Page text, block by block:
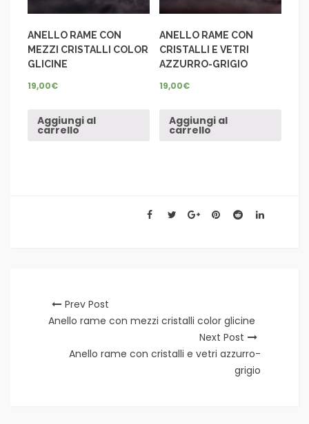
ANELLO RAME CON
MEZZI CRISTALLI COLOR
GLICINE
19,00€
Aggiungi al
carrello
ANELLO RAME CON
CRISTALLI E VETRI
AZZURRO-GRIGIO
19,00€
Aggiungi al
carrello
Prev Post
Anello rame con mezzi cristalli color glicine
Next Post
Anello rame con cristalli e vetri azzurro-
grigio